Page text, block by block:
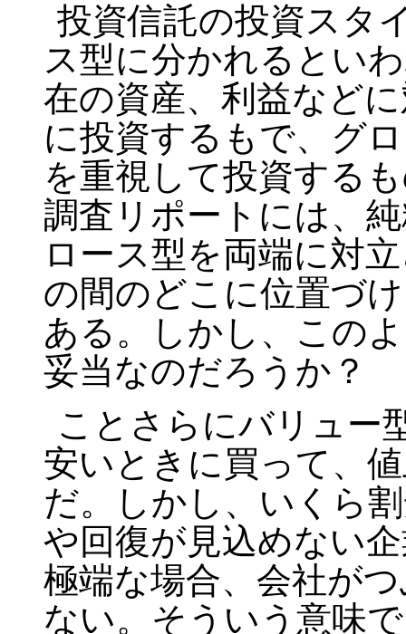
投資信託の投資スタ
ス型に分かれるとい
在の資産、利益など
に投資するもで、グ
を重視して投資する
調査リポートには、
ロース型を両端に対
の間のどこに位置づ
ある。しかし、この
妥当なのだろうか？
ことさらにバリュー
安いときに買って、
だ。しかし、いくら
や回復が見込めない
極端な場合、会社が
ない。そういう意味